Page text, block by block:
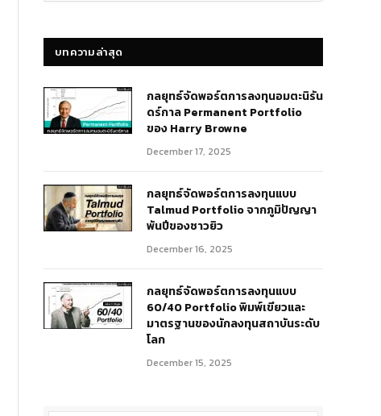
บทความล่าสุด
กลยุทธ์​จัดพอร์ตการลงทุนอมตะนิรัน
ดร์กาล Permanent Portfolio
ของ Harry Browne
December 17, 2025
กลยุทธ์จัดพอร์ตการลงทุนแบบ
Talmud Portfolio จากภูมิปัญญา
พันปีของชาวยิว
December 16, 2025
กลยุทธ์จัดพอร์ตการลงทุนแบบ
60/40 Portfolio พิมพ์เขียวและ
มาตรฐานของนักลงทุนสถาบันระดับ
โลก
December 15, 2025